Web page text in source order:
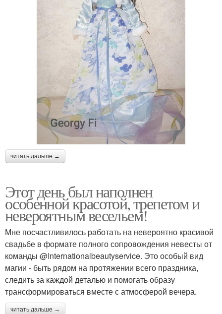
читать дальше →
Этот день был наполнен
особенной красотой, трепетом и
невероятным весельем!
Мне посчастливилось работать на невероятно красивой
свадьбе в формате полного сопровождения невесты от
команды @Internationalbeautyservice. Это особый вид
магии - быть рядом на протяжении всего праздника,
следить за каждой деталью и помогать образу
трансформироваться вместе с атмосферой вечера.
читать дальше →